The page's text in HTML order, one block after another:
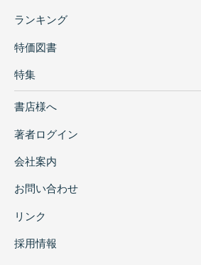
ランキング
特価図書
特集
書店様へ
著者ログイン
会社案内
お問い合わせ
リンク
採用情報